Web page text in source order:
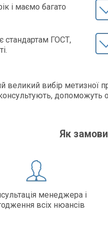
і маємо багато
стандартам ГОСТ,
вибір метизної
допоможуть
Як
менеджера і
всіх нюансів